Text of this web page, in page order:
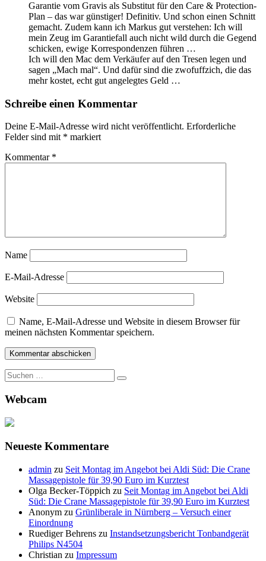
Garantie vom Gravis als Substitut für den Care & Protection-
Plan – das war günstiger! Definitiv. Und schon einen Schnitt
gemacht. Zudem kann ich Markus gut verstehen: Ich will
mein Zeug im Garantiefall auch nicht wild durch die Gegend
schicken, ewige Korrespondenzen führen …
Ich will den Mac dem Verkäufer auf den Tresen legen und
sagen „Mach mal“. Und dafür sind die zwofuffzich, die das
mehr kostet, echt gut angelegtes Geld …
Schreibe einen Kommentar
Deine E-Mail-Adresse wird nicht veröffentlicht. Erforderliche
Felder sind mit * markiert
Kommentar *
Name
E-Mail-Adresse
Website
Name, E-Mail-Adresse und Website in diesem Browser für
meinen nächsten Kommentar speichern.
Suche
nach:
Webcam
Neueste Kommentare
admin zu Seit Montag im Angebot bei Aldi Süd: Die Crane
Massagepistole für 39,90 Euro im Kurztest
Olga Becker-Töppich zu Seit Montag im Angebot bei Aldi
Süd: Die Crane Massagepistole für 39,90 Euro im Kurztest
Anonym zu Grünliberale in Nürnberg – Versuch einer
Einordnung
Ruediger Behrens zu Instandsetzungsbericht Tonbandgerät
Philips N4504
Christian zu Impressum